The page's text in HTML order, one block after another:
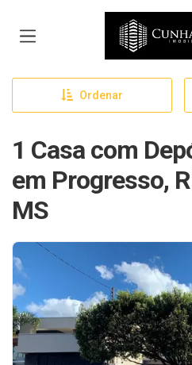
Página inicial
Ordenar
1 Casa com
em Progresso,
MS